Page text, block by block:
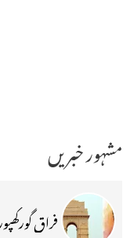
مشہور خبریں
فراق